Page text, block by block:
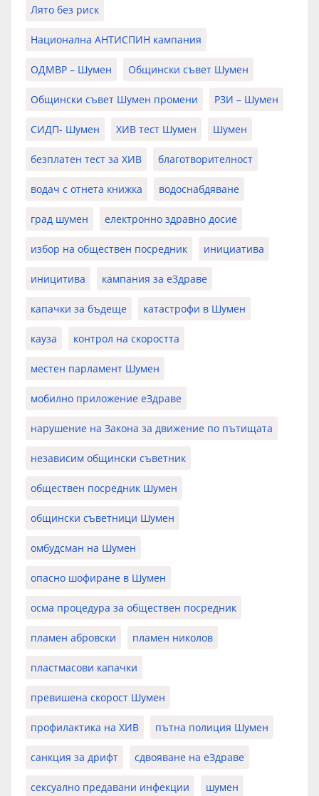
Лято без риск
Национална АНТИСПИН кампания
ОДМВР – Шумен Общински съвет Шумен
Общински съвет Шумен промени РЗИ – Шумен
СИДП- Шумен ХИВ тест Шумен Шумен
безплатен тест за ХИВ благотворителност
водач с отнета книжка водоснабдяване
град шумен електронно здравно досие
избор на обществен посредник инициатива
иницитива кампания за еЗдраве
капачки за бъдеще катастрофи в Шумен
кауза контрол на скоростта
местен парламент Шумен
мобилно приложение еЗдраве
нарушение на Закона за движение по пътищата
независим общински съветник
обществен посредник Шумен
общински съветници Шумен
омбудсман на Шумен
опасно шофиране в Шумен
осма процедура за обществен посредник
пламен абровски пламен николов
пластмасови капачки
превишена скорост Шумен
профилактика на ХИВ пътна полиция Шумен
санкция за дрифт сдвояване на еЗдраве
сексуално предавани инфекции шумен